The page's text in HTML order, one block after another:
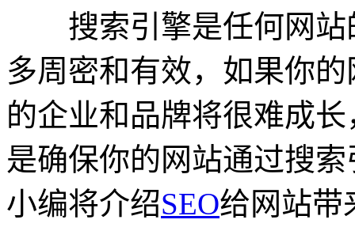
搜索引擎是任何网站
多周密和有效，如果你
的企业和品牌将很难成
是确保你的网站通过搜
小编将介绍SEO给网站带